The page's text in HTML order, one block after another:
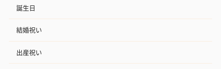
誕生日
結婚祝い
出産祝い